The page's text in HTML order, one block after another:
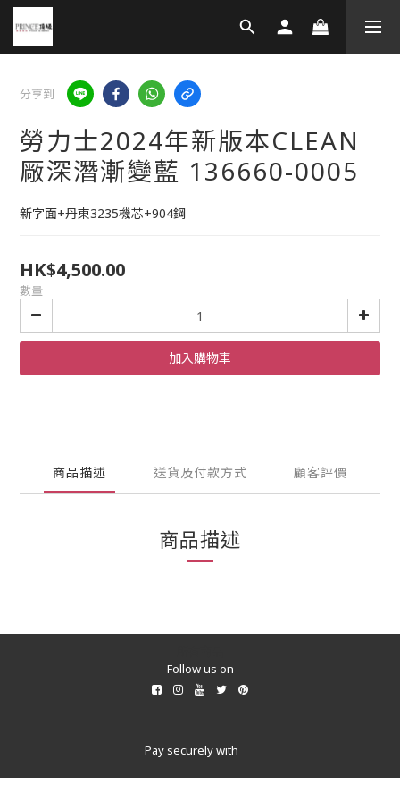
分享到
勞力士2024年新版本CLEAN
厰深潛漸變藍 136660-0005
新字面+丹東3235機芯+904鋼
HK$4,500.00
數量
加入購物車
商品描述 送貨及付款方式 顧客評價
商品描述
Follow us on
Pay securely with